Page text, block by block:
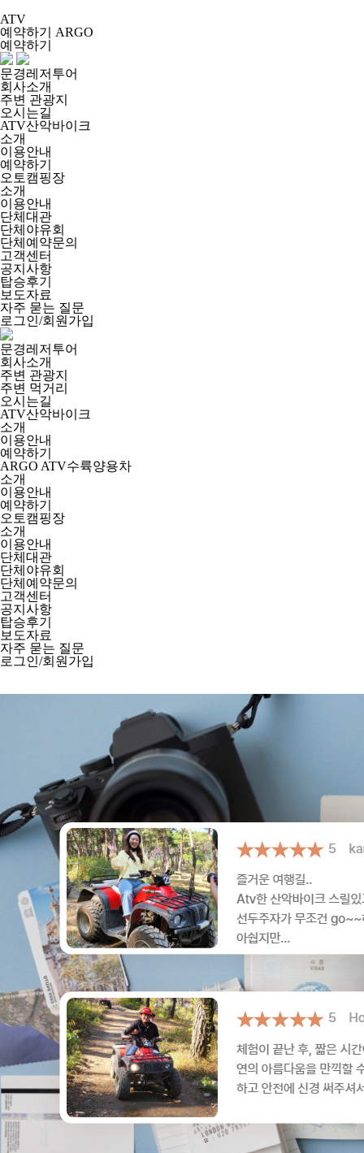
ATV
예약하기
ARGO
예약하기
문경레저투어
회사소개
주변 관광지
오시는길
ATV산악바이크
소개
이용안내
예약하기
오토캠핑장
소개
이용안내
단체대관
단체야유회
단체예약문의
고객센터
공지사항
탑승후기
보도자료
자주 묻는 질문
로그인/회원가입
문경레저투어
회사소개
주변 관광지
주변 먹거리
오시는길
ATV산악바이크
소개
이용안내
예약하기
ARGO ATV수륙양용차
소개
이용안내
예약하기
오토캠핑장
소개
이용안내
단체대관
단체야유회
단체예약문의
고객센터
공지사항
탑승후기
보도자료
자주 묻는 질문
로그인/회원가입